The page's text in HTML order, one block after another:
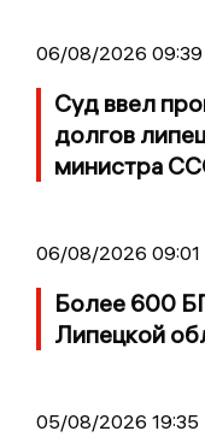
06/08/2026 09:39
Суд ввел
долгов
министра
06/08/2026 09:01
Более 600
Липецкой
05/08/2026 19:35